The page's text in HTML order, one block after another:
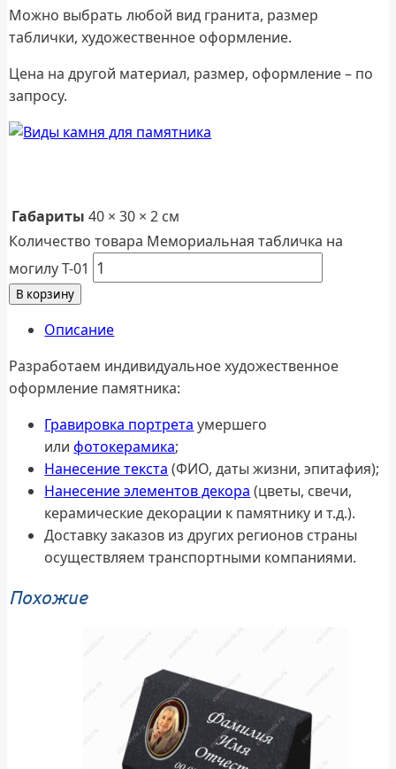
Можно выбрать любой вид гранита, размер
таблички, художественное оформление.
Цена на другой материал, размер, оформление – по
запросу.
Габариты 40 × 30 × 2 см
Количество товара Мемориальная табличка на
могилу Т-01
В корзину
Описание
Разработаем индивидуальное художественное
оформление памятника:
Гравировка портрета умершего
илифотокерамика;
Нанесение текста (ФИО, даты жизни, эпитафия);
Нанесение элементов декора (цветы, свечи,
керамические декорации к памятнику и т.д.).
Доставку заказов из других регионов страны
осуществляем транспортными компаниями.
Похожие